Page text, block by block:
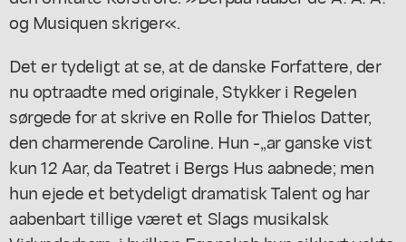
og Musiquen skriger«.
Det er tydeligt at se, at de danske Forfattere, der
nu optraadte med originale, Stykker i Regelen
sørgede for at skrive en Rolle for Thielos Datter,
den charmerende Caroline. Hun -,,ar ganske vist
kun 12 Aar, da Teatret i Bergs Hus aabnede; men
hun ejede et betydeligt dramatisk Talent og har
aabenbart tillige været et Slags musikalsk